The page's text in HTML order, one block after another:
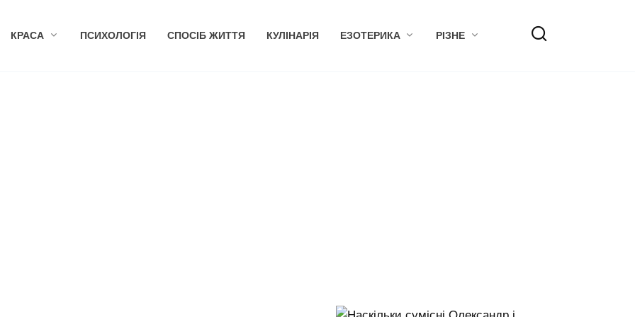
КРАСА ПСИХОЛОГІЯ СПОСІБ ЖИТТЯ КУЛІНАРІЯ ЕЗОТЕРИКА РІЗНЕ